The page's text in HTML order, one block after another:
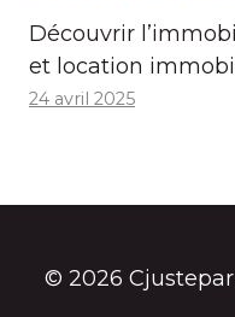
Découvrir
et location
24 avril 2025
© 2026